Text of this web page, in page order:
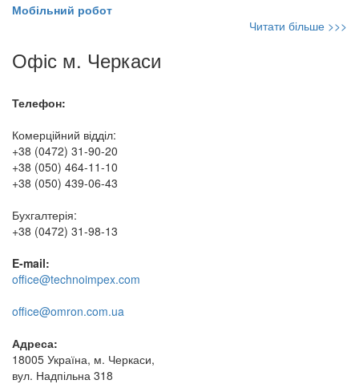
Мобільний робот
Читати більше >>>
Офіс м. Черкаси
Телефон:
Комерційний відділ:
+38 (0472) 31-90-20
+38 (050) 464-11-10
+38 (050) 439-06-43
Бухгалтерія:
+38 (0472) 31-98-13
E-mail:
office@technoimpex.com
office@omron.com.ua
Адреса:
18005 Україна, м. Черкаси,
вул. Надпільна 318